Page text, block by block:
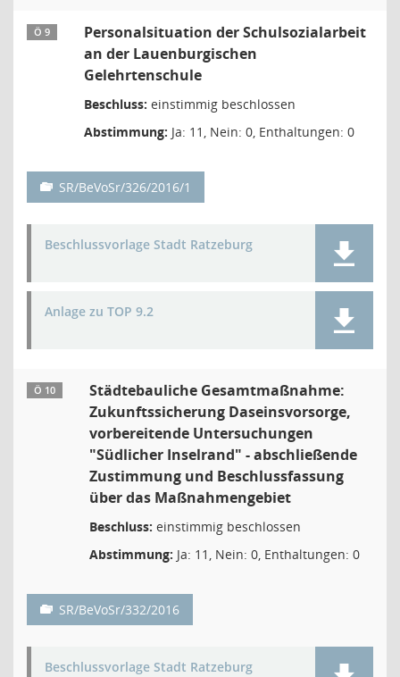
Ö 9
Personalsituation der Schulsozialarbeit
an der Lauenburgischen
Gelehrtenschule
Beschluss: einstimmig beschlossen
Abstimmung: Ja: 11, Nein: 0, Enthaltungen: 0
SR/BeVoSr/326/2016/1
Beschlussvorlage Stadt Ratzeburg
Anlage zu TOP 9.2
Ö 10
Städtebauliche Gesamtmaßnahme:
Zukunftssicherung Daseinsvorsorge,
vorbereitende Untersuchungen
"Südlicher Inselrand" - abschließende
Zustimmung und Beschlussfassung
über das Maßnahmengebiet
Beschluss: einstimmig beschlossen
Abstimmung: Ja: 11, Nein: 0, Enthaltungen: 0
SR/BeVoSr/332/2016
Beschlussvorlage Stadt Ratzeburg